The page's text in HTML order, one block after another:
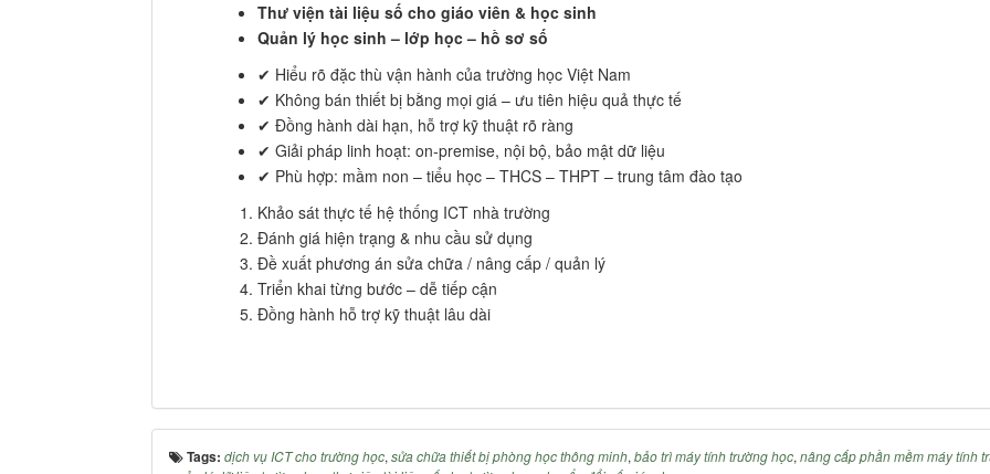
Thư viện tài liệu số cho giáo viên & học sinh
Quản lý học sinh – lớp học – hồ sơ số
✔ Hiểu rõ đặc thù vận hành của trường học Việt Nam
✔ Không bán thiết bị bằng mọi giá – ưu tiên hiệu quả thực tế
✔ Đồng hành dài hạn, hỗ trợ kỹ thuật rõ ràng
✔ Giải pháp linh hoạt: on‑premise, nội bộ, bảo mật dữ liệu
✔ Phù hợp: mầm non – tiểu học – THCS – THPT – trung tâm đào tạo
Khảo sát thực tế hệ thống ICT nhà trường
Đánh giá hiện trạng & nhu cầu sử dụng
Đề xuất phương án sửa chữa / nâng cấp / quản lý
Triển khai từng bước – dễ tiếp cận
Đồng hành hỗ trợ kỹ thuật lâu dài
Tags: dịch vụ ICT cho trường học, sửa chữa thiết bị phòng học thông minh, bảo trì máy tính trường học, nâng cấp phần mềm máy tính